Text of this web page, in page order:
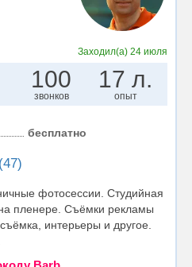
Заходил(а) 24 июля
100
звонков
17 л.
опыт
бесплатно
фотосессии. Студийная
пленере. Съёмки рекламы
интерьеры и другое.